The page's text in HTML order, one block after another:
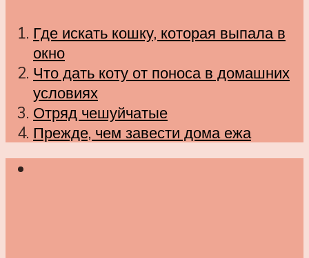
Где искать кошку, которая выпала в
окно
Что дать коту от поноса в домашних
условиях
Отряд чешуйчатые
Прежде, чем завести дома ежа